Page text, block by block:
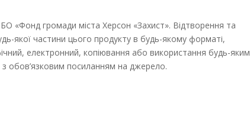
«Фонд громади міста Херсон «Захист». Відтворення та
якої частини цього продукту в будь-якому форматі,
електронний, копіювання або використання будь-яким
обов’язковим посиланням на джерело.